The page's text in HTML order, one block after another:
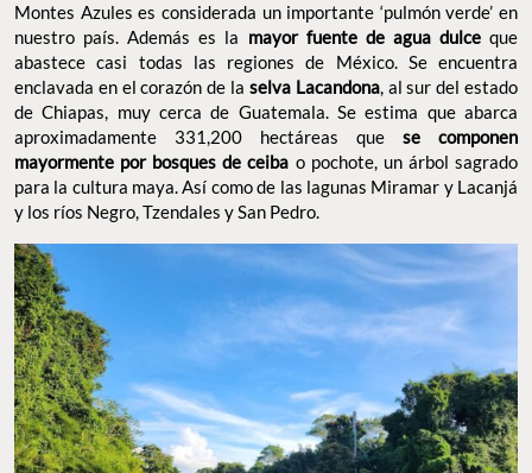
Montes Azules es considerada un importante ‘pulmón verde’ en
nuestro país. Además es la mayor fuente de agua dulce que
abastece casi todas las regiones de México. Se encuentra
enclavada en el corazón de la selva Lacandona, al sur del estado
de Chiapas, muy cerca de Guatemala. Se estima que abarca
aproximadamente 331,200 hectáreas que se componen
mayormente por bosques de ceiba o pochote, un árbol sagrado
para la cultura maya. Así como de las lagunas Miramar y Lacanjá
y los ríos Negro, Tzendales y San Pedro.